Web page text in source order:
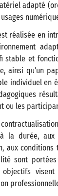
adapté
réalisée en
stable et
ainsi qu’un
individuel en
ou les
la durée, aux
aux
sont